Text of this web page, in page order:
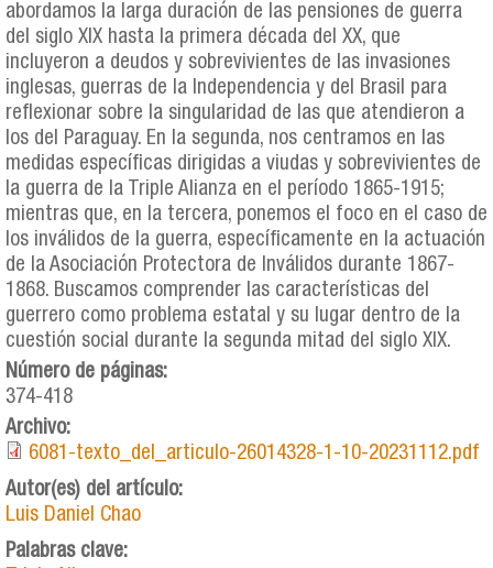
abordamos la larga duración de las pensiones de guerra
del siglo XIX hasta la primera década del XX, que
incluyeron a deudos y sobrevivientes de las invasiones
inglesas, guerras de la Independencia y del Brasil para
reflexionar sobre la singularidad de las que atendieron a
los del Paraguay. En la segunda, nos centramos en las
medidas específicas dirigidas a viudas y sobrevivientes de
la guerra de la Triple Alianza en el período 1865-1915;
mientras que, en la tercera, ponemos el foco en el caso de
los inválidos de la guerra, específicamente en la actuación
de la Asociación Protectora de Inválidos durante 1867-
1868. Buscamos comprender las características del
guerrero como problema estatal y su lugar dentro de la
cuestión social durante la segunda mitad del siglo XIX.
Número de páginas:
374-418
Archivo:
6081-texto_del_articulo-26014328-1-10-20231112.pdf
Autor(es) del artículo:
Luis Daniel Chao
Palabras clave: